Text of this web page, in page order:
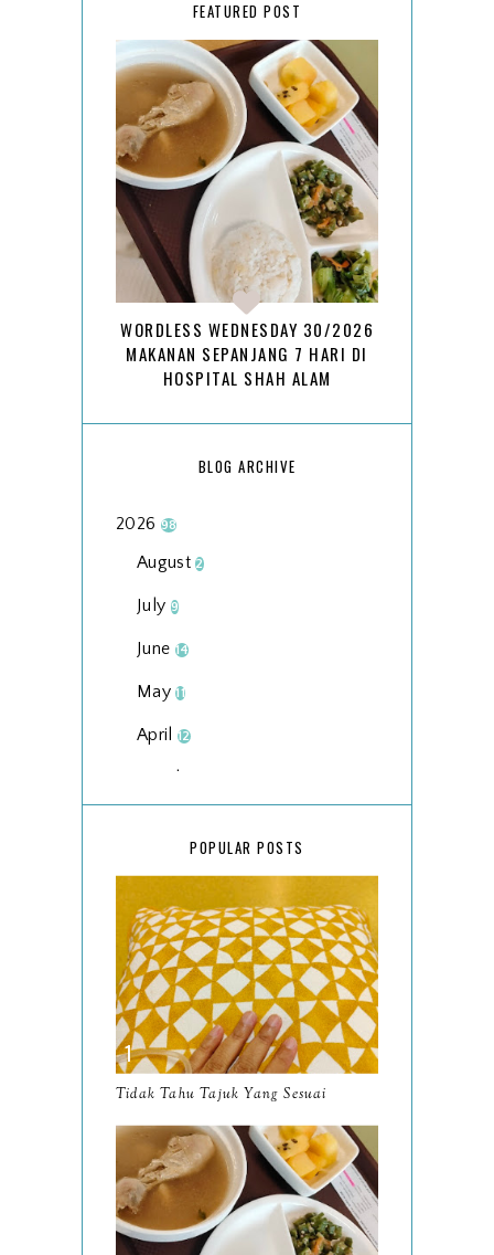
FEATURED POST
WORDLESS WEDNESDAY 30/2026
MAKANAN SEPANJANG 7 HARI DI
HOSPITAL SHAH ALAM
BLOG ARCHIVE
2026 98
August2
July 9
June 14
May11
April 12
March
2025134
December15
November14
October13
September 9
August8
July 14
June
POPULAR POSTS
Tidak Tahu Tajuk Yang Sesuai